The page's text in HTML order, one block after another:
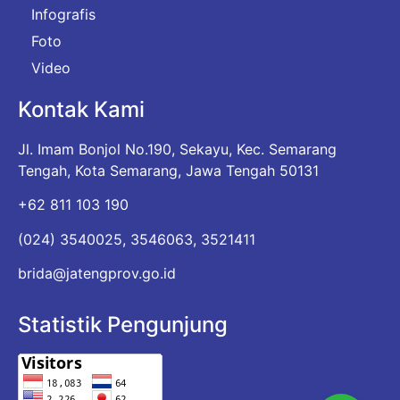
Infografis
Foto
Video
Kontak Kami
Jl. Imam Bonjol No.190, Sekayu, Kec. Semarang
Tengah, Kota Semarang, Jawa Tengah 50131
+62 811 103 190
(024) 3540025, 3546063, 3521411
brida@jatengprov.go.id
Statistik Pengunjung